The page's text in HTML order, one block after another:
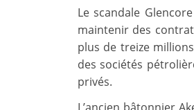
Le scandale
maintenir des
plus de treize
des sociétés
privés.